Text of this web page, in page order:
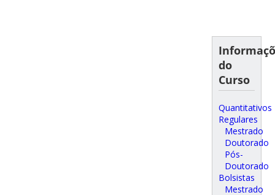
do
Curso
Quantitativos
Regulares
Mestrado
Doutorado
Pós-
Doutorado
Bolsistas
Mestrado